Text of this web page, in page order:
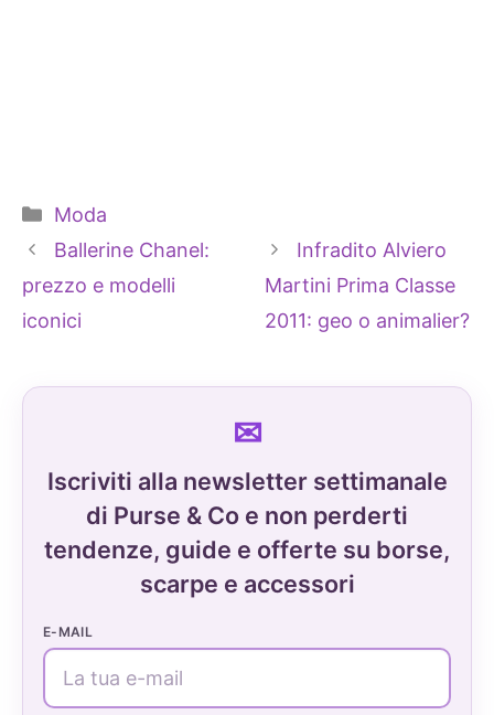
Categorie
Moda
Ballerine Chanel:
prezzo e modelli
iconici
Infradito Alviero
Martini Prima Classe
2011: geo o animalier?
Iscriviti alla newsletter settimanale
di Purse & Co e non perderti
tendenze, guide e offerte su borse,
scarpe e accessori
E-MAIL